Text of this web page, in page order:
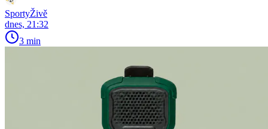
SportyŽivě
dnes, 21:32
3 min